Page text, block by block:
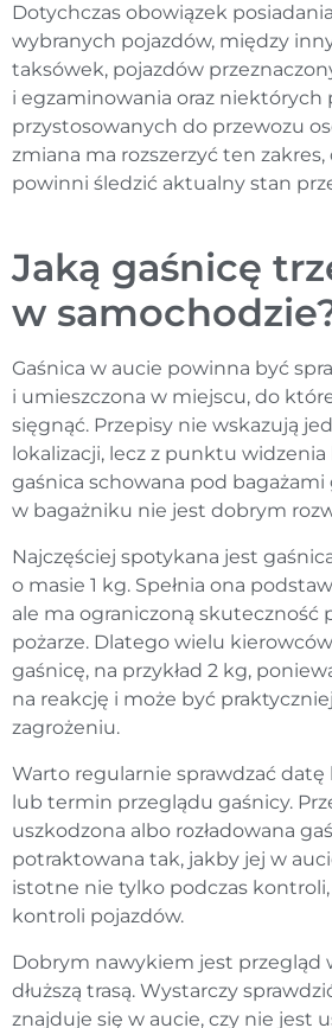
Dotychczas obowiązek
wybranych pojazdów, między
taksówek, pojazdów
i egzaminowania oraz niektórych
przystosowanych do przewozu
zmiana ma rozszerzyć ten
powinni śledzić aktualny stan
Jaką gaśnicę
w
Gaśnica w aucie powinna być
i umieszczona w miejscu, do
sięgnąć. Przepisy nie wskazują
lokalizacji, lecz z punktu
gaśnica schowana pod bagażami
w bagażniku nie jest dobrym
Najczęściej spotykana jest
o masie 1 kg. Spełnia ona
ale ma ograniczoną skuteczność
pożarze. Dlatego wielu
gaśnicę, na przykład 2 kg,
na reakcję i może być
zagrożeniu.
Warto regularnie sprawdzać datę
lub termin przeglądu gaśnicy.
uszkodzona albo rozładowana
potraktowana tak, jakby jej w
istotne nie tylko podczas
kontroli pojazdów.
Dobrym nawykiem jest przegląd
dłuższą trasą. Wystarczy
znajduje się w aucie, czy nie jest